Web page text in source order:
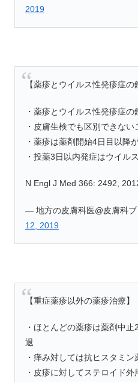
2019
【薬疹とウイルス性発疹症の
・薬疹とウイルス性発疹症の
・皮膚生検でも区別できない
・薬疹は薬剤開始4日目以降
・投薬3日以内発症はウイル
N Engl J Med 366: 2492,
— 地方の皮膚科医@皮膚科
12, 2019
【重症薬疹以外の薬疹治療】
・ほとんどの薬疹は薬剤中
退
・痒み対しては抗ヒスタミン
・皮疹に対してステロイド